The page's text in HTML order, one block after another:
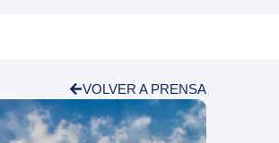
VOLVER A PRENSA